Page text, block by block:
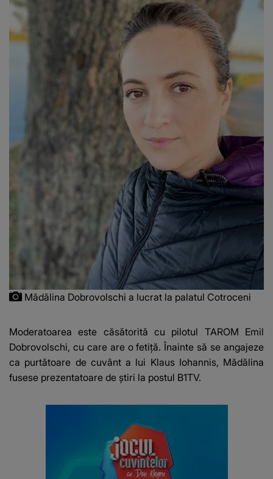
Mădălina Dobrovolschi a lucrat la palatul Cotroceni
Moderatoarea este căsătorită cu pilotul TAROM Emil
Dobrovolschi, cu care are o fetiță. Înainte să se angajeze
ca purtătoare de cuvânt a lui Klaus Iohannis, Mădălina
fusese prezentatoare de știri la postul B1TV.